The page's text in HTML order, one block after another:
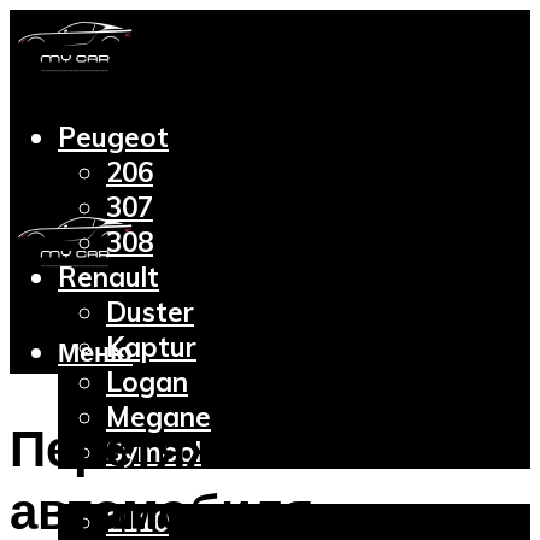
Peugeot
206
307
308
Renault
Duster
Kaptur
Logan
Megane
Symbol
Lada
2110
Меню
Перетяжка салона
автомобиля —